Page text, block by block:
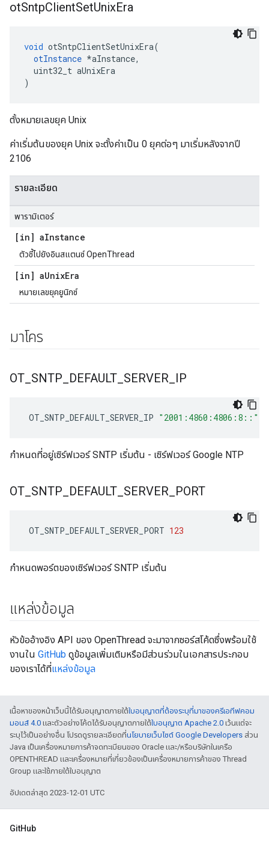
otSntpClientSetUnixEra
void otSntpClientSetUnixEra(
otInstance *aInstance,
uint32_t aUnixEra
)
ตั้งหมายเลขยุค Unix
ค่าเริ่มต้นของยุค Unix จะตั้งค่าเป็น 0 ยุคต่อๆ มาเริ่มหลังจากปี
2106
รายละเอียด
พารามิเตอร์
[in] aInstance
ตัวชี้ไปยังอินสแตนซ์ OpenThread
[in] aUnixEra
หมายเลขยุคยูนิกซ์
มาโคร
OT SNTP DEFAULT SERVER IP
OT_SNTP_DEFAULT_SERVER_IP "2001:4860:4806:8::"
กำหนดที่อยู่เซิร์ฟเวอร์ SNTP เริ่มต้น - เซิร์ฟเวอร์ Google NTP
OT SNTP DEFAULT SERVER PORT
OT_SNTP_DEFAULT_SERVER_PORT 123
กำหนดพอร์ตของเซิร์ฟเวอร์ SNTP เริ่มต้น
แหล่งข้อมูล
หัวข้ออ้างอิง API ของ OpenThread จะมาจากซอร์สโค้ดซึ่งพร้อมใช้
งานใน GitHub ดูข้อมูลเพิ่มเติมหรือมีส่วนร่วมในเอกสารประกอบ
ของเราได้ที่แหล่งข้อมูล
เนื้อหาของหน้าเว็บนี้ได้รับอนุญาตภายใต้ใบอนุญาตที่ต้องระบุที่มาของครีเอทีฟคอม
มอนส์ 4.0 และตัวอย่างโค้ดได้รับอนุญาตภายใต้ใบอนุญาต Apache 2.0 เว้นแต่จะ
ระบุไว้เป็นอย่างอื่น โปรดดูรายละเอียดที่นโยบายเว็บไซต์ Google Developers ส่วน
Java เป็นเครื่องหมายการค้าจดทะเบียนของ Oracle และ/หรือบริษัทในเครือ
OPENTHREAD และเครื่องหมายที่เกี่ยวข้องเป็นเครื่องหมายการค้าของ Thread
Group และใช้ภายใต้ใบอนุญาต
อัปเดตล่าสุด 2023-12-01 UTC
GitHub